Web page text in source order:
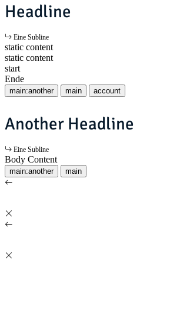
Headline
Eine Subline
static content
static content
start
Ende
main:another main account
Another Headline
Eine Subline
Body Content
main:another main